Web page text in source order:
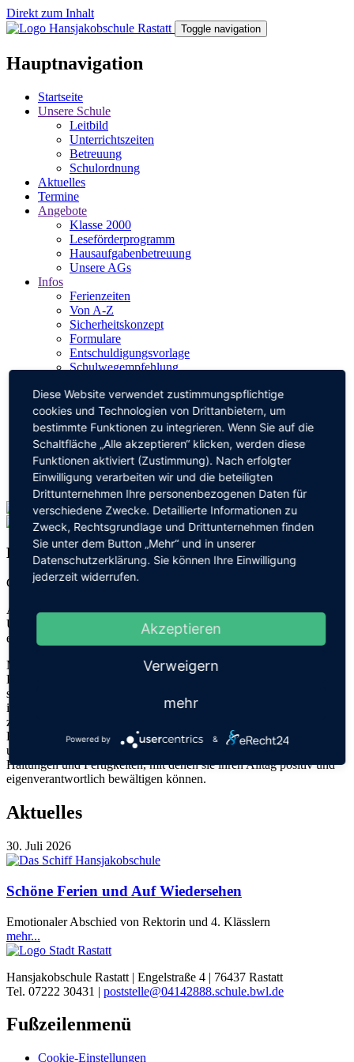
Direkt zum Inhalt
Toggle navigation
Hauptnavigation
Startseite
Unsere Schule
Leitbild
Unterrichtszeiten
Betreuung
Schulordnung
Aktuelles
Termine
Angebote
Klasse 2000
Leseförderprogramm
Hausaufgabenbetreuung
Unsere AGs
Infos
Ferienzeiten
Von A-Z
Sicherheitskonzept
Formulare
Entschuldigungsvorlage
Schulwegempfehlung
Schulleitung
Verwaltung
Kollegium
Schulsozialarbeit
Elterngremien
Förderverein
Kontakt
Klasse 2000
Gesund, stark und selbstbewusst – so sollen Kinder aufwachsen!
An unserer Schule wird seid ein paar Jahren, dank der großzügigen
Unterstützung des
Lionsclub Baden-Baden
erfolgreich umgesetzt.
Mit Klasse2000 und seiner Symbolfigur KLARO erfahren die
Kinder, was sie selbst tun können, damit es ihnen gut geht und sie
sich wohlfühlen. Sie lernen verschiedene Methoden kennen, die
ihnen helfen gesund zu bleiben. Die Klassenlehrer gestalten
zusammen mit speziell geschulten Gesundheitsförderern ca. 15
Klasse2000-Stunden pro Schuljahr zu den wichtigsten Gesundheits-
und Lebenskompetenzen. So entwickeln die Kinder Kenntnisse,
Haltungen und Fertigkeiten, mit denen sie ihren Alltag positiv und
eigenverantwortlich bewältigen können.
Aktuelles
30. Juli 2026
Schöne Ferien und Auf Wiedersehen
Emotionaler Abschied von Rektorin und 4. Klässlern
mehr...
Hansjakobschule Rastatt | Engelstraße 4 | 76437 Rastatt
Tel. 07222 30431 | poststelle@04142888.schule.bwl.de
Fußzeilenmenü
Cookie-Einstellungen
Diese Website verwendet zustimmungspflichtige
cookies und Technologien von Drittanbietern, um
bestimmte Funktionen zu integrieren. Wenn Sie auf die
Schaltfläche „Alle akzeptieren“ klicken, werden diese
Funktionen aktiviert (Zustimmung). Nach erfolgter
Einwilligung verarbeiten wir und die beteiligten
Drittunternehmen Ihre personenbezogenen Daten für
verschiedene Zwecke. Detaillierte Informationen zu
Zweck, Rechtsgrundlage und Drittunternehmen finden
Sie unter dem Button „Mehr“ und in unserer
Datenschutzerklärung. Sie können Ihre Einwilligung
jederzeit widerrufen.
Akzeptieren
Verweigern
mehr
Powered by &